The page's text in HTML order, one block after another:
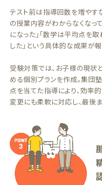
テスト前は指導回数を増やす
の授業内容がわからなくなっ
になった」「数学は平均点を
した」という具体的な成果が
受験対策では、お子様の現状
める個別プランを作成。集団
点を当てた指導により、効率
変更にも柔軟に対応し、最後